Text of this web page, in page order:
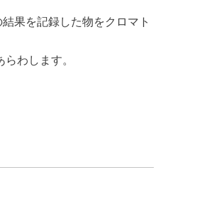
果を記録した物をクロマト
らわします。